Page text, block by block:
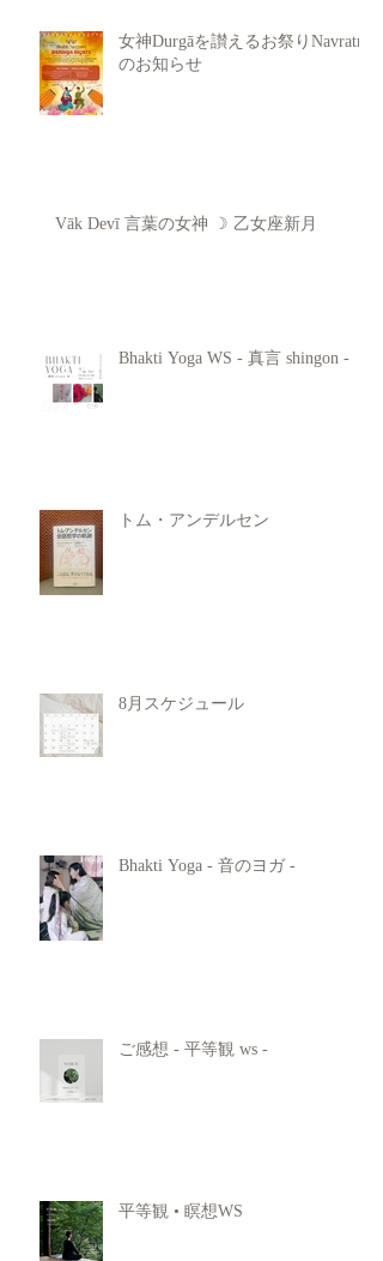
女神Durgāを讃えるお祭りNavratri
のお知らせ
Vāk Devī 言葉の女神 ☽ 乙女座新月
Bhakti Yoga WS - 真言 shingon -
トム・アンデルセン
8月スケジュール
Bhakti Yoga - 音のヨガ -
ご感想 - 平等観 ws -
平等観 • 瞑想WS